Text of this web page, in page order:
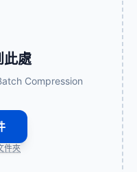
此處
Compression
件夾